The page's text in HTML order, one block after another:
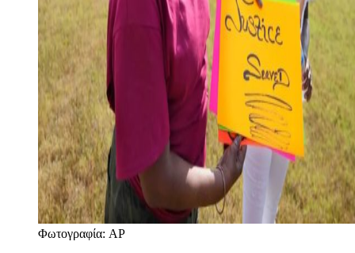
Φωτογραφία: AP